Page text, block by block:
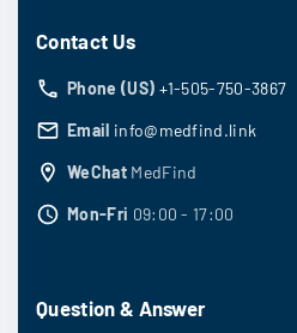
Contact Us
Phone (US) +1-505-750-3867
Email info@medfind.link
WeChat MedFind
Mon-Fri 09:00 - 17:00
Question & Answer